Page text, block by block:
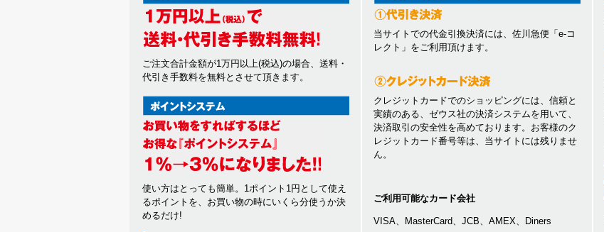
ご注文合計金額が1万円以上(税込)の場合、送料・
代引き手数料を無料とさせて頂きます。
使い方はとっても簡単。1ポイント1円として使え
るポイントを、お買い物の時にいくら分使うか決
めるだけ!
当サイトでの代金引換決済には、佐川急便「e-コ
レクト」をご利用頂けます。
クレジットカードでのショッピングには、信頼と
実績のある、ゼウス社の決済システムを用いて、
決済取引の安全性を高めております。お客様のク
レジットカード番号等は、当サイトには残りませ
ん。
ご利用可能なカード会社
VISA、MasterCard、JCB、AMEX、Diners